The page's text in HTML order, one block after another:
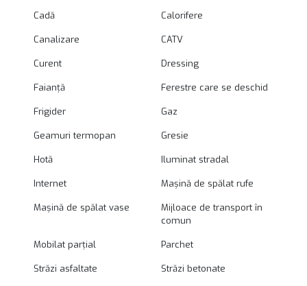
Cadă Calorifere
Canalizare CATV
Curent Dressing
Faianță Ferestre care se deschid
Frigider Gaz
Geamuri termopan Gresie
Hotă Iluminat stradal
Internet Mașină de spălat rufe
Mașină de spălat vase
Mijloace de transport în
comun
Mobilat parțial Parchet
Străzi asfaltate Străzi betonate